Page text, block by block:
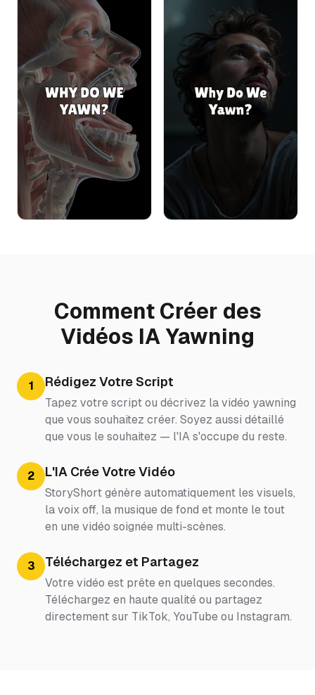
Comment Créer des
Vidéos IA Yawning
1 Rédigez Votre Script
Tapez votre script ou décrivez la vidéo yawning
que vous souhaitez créer. Soyez aussi détaillé
que vous le souhaitez — l'IA s'occupe du reste.
2 L'IA Crée Votre Vidéo
StoryShort génère automatiquement les visuels,
la voix off, la musique de fond et monte le tout
en une vidéo soignée multi-scènes.
3 Téléchargez et Partagez
Votre vidéo est prête en quelques secondes.
Téléchargez en haute qualité ou partagez
directement sur TikTok, YouTube ou Instagram.